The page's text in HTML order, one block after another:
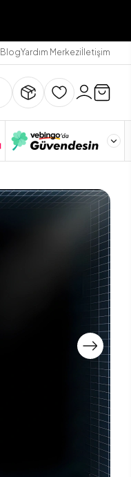
BlogYardım Merkeziİletişim